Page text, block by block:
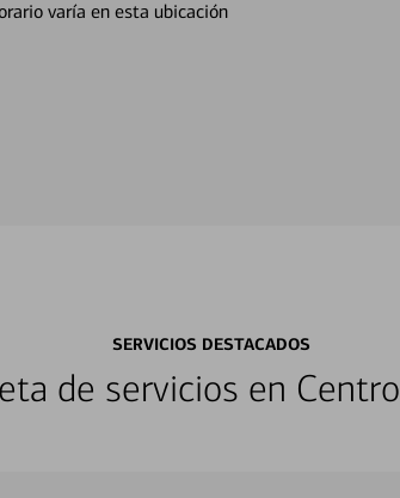
varía en esta ubicación
SERVICIOS DESTACADOS
de servicios en